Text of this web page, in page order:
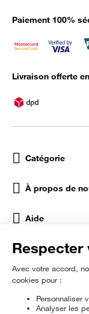
Paiement 100%
Livraison offerte
Catégorie
À propos de
Aide
Réseaux Sociaux